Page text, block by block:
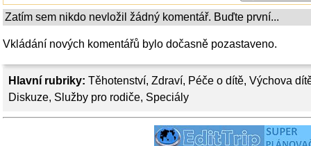
Hlavní rubriky: Těhotenství, Zdraví, Péče o dítě, Výchova
Diskuze, Služby pro rodiče, Speciály
Zatím sem nikdo nevložil žádný komentář. Buďte první...
Vkládání nových komentářů bylo dočasně pozastaveno.